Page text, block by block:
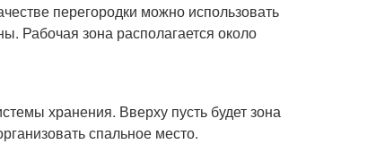
перегородки можно использовать
Рабочая зона располагается около
хранения. Вверху пусть будет зона
спальное место.